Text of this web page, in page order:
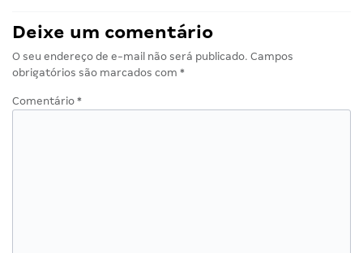
Deixe um comentário
O seu endereço de e-mail não será publicado. Campos
obrigatórios são marcados com *
Comentário *